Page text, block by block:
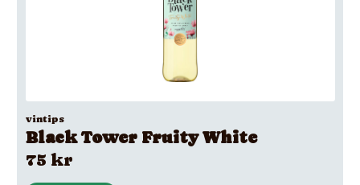
vintips
Black Tower Fruity White
75 kr